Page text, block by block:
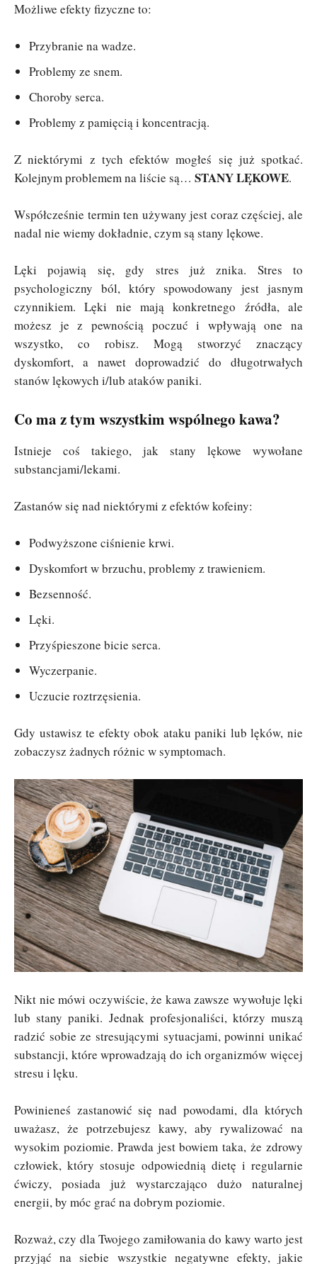
Możliwe efekty fizyczne to:
Przybranie na wadze.
Problemy ze snem.
Choroby serca.
Problemy z pamięcią i koncentracją.
Z niektórymi z tych efektów mogłeś się już spotkać.
Kolejnym problemem na liście są… STANY LĘKOWE.
Współcześnie termin ten używany jest coraz częściej, ale
nadal nie wiemy dokładnie, czym są stany lękowe.
Lęki pojawią się, gdy stres już znika. Stres to
psychologiczny ból, który spowodowany jest jasnym
czynnikiem. Lęki nie mają konkretnego źródła, ale
możesz je z pewnością poczuć i wpływają one na
wszystko, co robisz. Mogą stworzyć znaczący
dyskomfort, a nawet doprowadzić do długotrwałych
stanów lękowych i/lub ataków paniki.
Co ma z tym wszystkim wspólnego kawa?
Istnieje coś takiego, jak stany lękowe wywołane
substancjami/lekami.
Zastanów się nad niektórymi z efektów kofeiny:
Podwyższone ciśnienie krwi.
Dyskomfort w brzuchu, problemy z trawieniem.
Bezsenność.
Lęki.
Przyśpieszone bicie serca.
Wyczerpanie.
Uczucie roztrzęsienia.
Gdy ustawisz te efekty obok ataku paniki lub lęków, nie
zobaczysz żadnych różnic w symptomach.
Nikt nie mówi oczywiście, że kawa zawsze wywołuje lęki
lub stany paniki. Jednak profesjonaliści, którzy muszą
radzić sobie ze stresującymi sytuacjami, powinni unikać
substancji, które wprowadzają do ich organizmów więcej
stresu i lęku.
Powinieneś zastanowić się nad powodami, dla których
uważasz, że potrzebujesz kawy, aby rywalizować na
wysokim poziomie. Prawda jest bowiem taka, że zdrowy
człowiek, który stosuje odpowiednią dietę i regularnie
ćwiczy, posiada już wystarczająco dużo naturalnej
energii, by móc grać na dobrym poziomie.
Rozważ, czy dla Twojego zamiłowania do kawy warto jest
przyjąć na siebie wszystkie negatywne efekty, jakie